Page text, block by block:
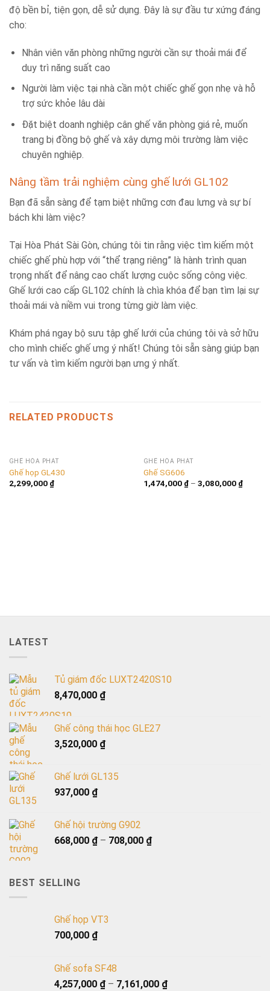
độ bền bỉ, tiện gọn, dễ sử dụng. Đây là sự đầu tư xứng đáng
cho:
Nhân viên văn phòng những người cần sự thoải mái để
duy trì năng suất cao
Người làm việc tại nhà cần một chiếc ghế gọn nhẹ và hỗ
trợ sức khỏe lâu dài
Đặt biệt doanh nghiệp cân ghế văn phòng giá rẻ, muốn
trang bị đồng bộ ghế và xây dựng môi trường làm việc
chuyên nghiệp.
Nâng tầm trải nghiệm cùng ghế lưới GL102
Bạn đã sẵn sàng để tạm biệt những cơn đau lưng và sự bí
bách khi làm việc?
Tại Hòa Phát Sài Gòn, chúng tôi tin rằng việc tìm kiếm một
chiếc ghế phù hợp với “thể trạng riêng” là hành trình quan
trọng nhất để nâng cao chất lượng cuộc sống công việc.
Ghế lưới cao cấp GL102 chính là chìa khóa để bạn tìm lại sự
thoải mái và niềm vui trong từng giờ làm việc.
Khám phá ngay bộ sưu tập ghế lưới của chúng tôi và sở hữu
cho mình chiếc ghế ưng ý nhất! Chúng tôi sẵn sàng giúp bạn
tư vấn và tìm kiếm người bạn ưng ý nhất.
RELATED PRODUCTS
GHẾ HÒA PHÁT
Ghế họp GL430
2,299,000 ₫
GHẾ HÒA PHÁT
Ghế SG606
1,474,000 ₫– 3,080,000 ₫
LATEST
Tủ giám đốc LUXT2420S10
8,470,000 ₫
Ghế công thái học GLE27
3,520,000 ₫
Ghế lưới GL135
937,000 ₫
Ghế hội trường G902
668,000 ₫– 708,000 ₫
BEST SELLING
Ghế họp VT3
700,000 ₫
Ghế sofa SF48
4,257,000 ₫– 7,161,000 ₫